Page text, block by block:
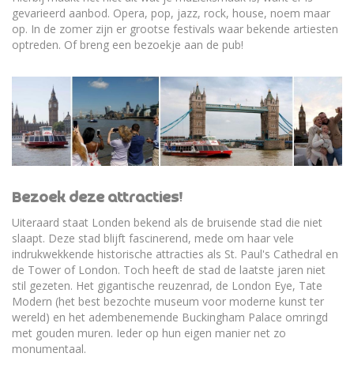
gevarieerd aanbod. Opera, pop, jazz, rock, house, noem maar
op. In de zomer zijn er grootse festivals waar bekende artiesten
optreden. Of breng een bezoekje aan de pub!
Bezoek deze attracties!
Uiteraard staat Londen bekend als de bruisende stad die niet
slaapt. Deze stad blijft fascinerend, mede om haar vele
indrukwekkende historische attracties als St. Paul's Cathedral en
de Tower of London. Toch heeft de stad de laatste jaren niet
stil gezeten. Het gigantische reuzenrad, de London Eye, Tate
Modern (het best bezochte museum voor moderne kunst ter
wereld) en het adembenemende Buckingham Palace omringd
met gouden muren. Ieder op hun eigen manier net zo
monumentaal.